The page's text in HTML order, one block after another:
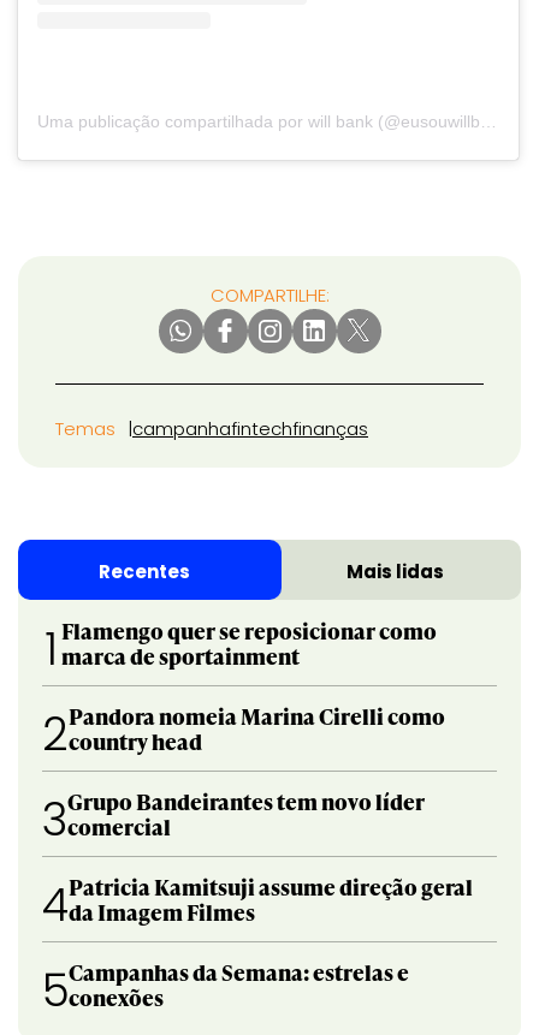
COMPARTILHE:
Temas campanhafintechfinanças
Recentes Mais lidas
1 Flamengo quer se reposicionar como
marca de sportainment
2Pandora nomeia Marina Cirelli como
country head
3Grupo Bandeirantes tem novo líder
comercial
4Patricia Kamitsuji assume direção geral
da Imagem Filmes
5Campanhas da Semana: estrelas e
conexões